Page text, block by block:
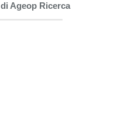
Ageop Ricerca